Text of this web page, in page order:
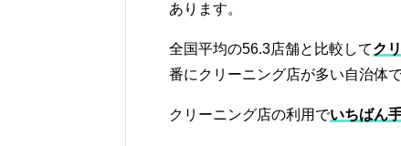
あります。
全国平均の56.3店舗と比較してク
番にクリーニング店が多い自治体で
クリーニング店の利用でいちばん